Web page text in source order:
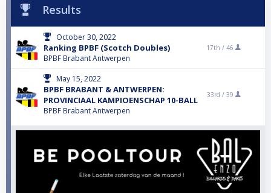
Results
October 30, 2022
Ranking BPBF (Scotch Doubles)
BPBF Brabant Antwerpen
17th / 46
May 15, 2022
BPBF BRABANT & ANTWERPEN:
PROVINCIAAL KAMPIOENSCHAP 10-BALL
BPBF Brabant Antwerpen
33rd / 39